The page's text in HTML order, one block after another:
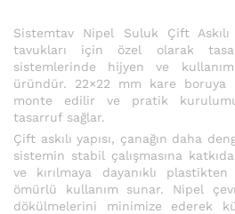
Sistemtav Nipel Suluk Çift
tavukları için özel olarak
sistemlerinde hijyen ve
üründür. 22×22 mm kare boruya
monte edilir ve pratik
tasarruf sağlar.
Çift askılı yapısı, çanağın daha
sistemin stabil çalışmasına
ve kırılmaya dayanıklı
ömürlü kullanım sunar. Nipel
dökülmelerini minimize ederek